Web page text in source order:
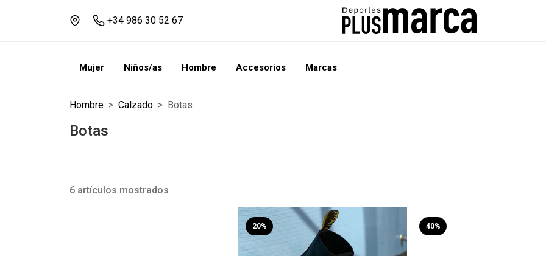
+34 986 30 52 67
Mujer Niños/as Hombre Accesorios Marcas
Hombre Calzado Botas
Botas
6 artículos mostrados
20% 40%